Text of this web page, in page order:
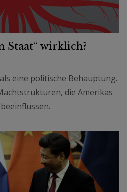
Staat“ wirklich?
eine politische Behauptung.
die Amerikas